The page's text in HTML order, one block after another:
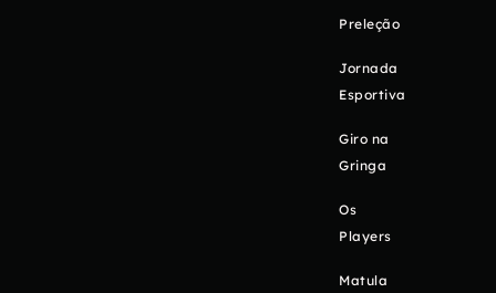
Preleção
Jornada
Esportiva
Giro na
Gringa
Os
Players
Matula